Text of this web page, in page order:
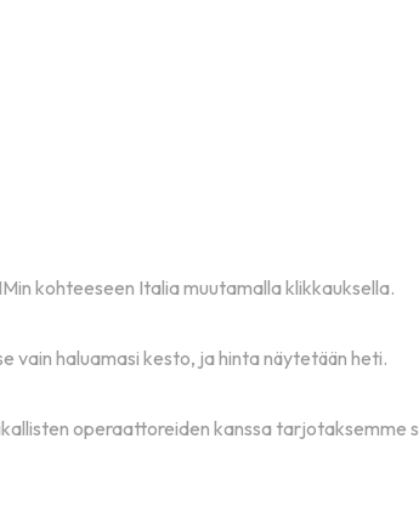
kohteeseen Italia muutamalla klikkauksella.
vain haluamasi kesto, ja hinta näytetään heti.
operaattoreiden kanssa tarjotaksemme